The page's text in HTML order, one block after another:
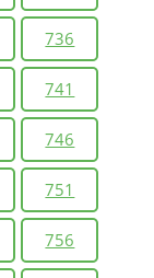
736
741
746
751
756